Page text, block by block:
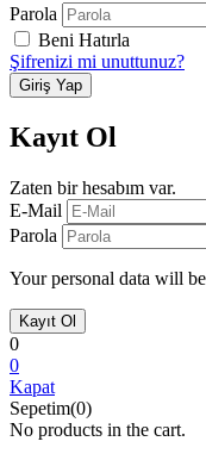
Parola
Beni Hatırla
Şifrenizi mi unuttunuz?
Kayıt Ol
Zaten bir hesabım var.
E-Mail
Parola
Your personal data will
0
0
Kapat
Sepetim(0)
No products in the cart.